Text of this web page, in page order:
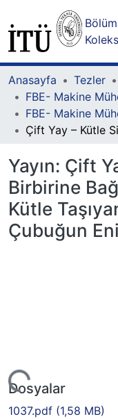
Anasayfa Tezler
Yayın: Çift
Birbirine
Kütle
Çubuğun
Dosyalar
1037.pdf (1,58 MB)